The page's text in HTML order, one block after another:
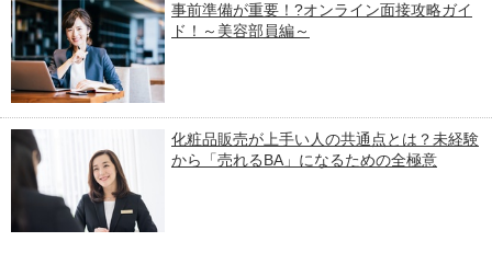
事前準備が重要！?オンライン面接攻略ガイ
ド！～美容部員編～
化粧品販売が上手い人の共通点とは？未経験
から「売れるBA」になるための全極意